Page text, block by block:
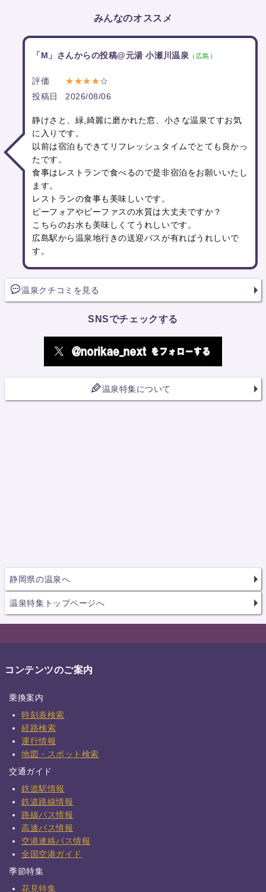
みんなのオススメ
「M」さんからの投稿@元湯 小瀬川温泉 （広島）
評価 ★★★★☆
投稿日
2026/08/06
静けさと、緑,綺麗に磨かれた窓、小さな温泉てすお気
に入りです。
以前は宿泊もできてリフレッシュタイムでとても良かっ
たです。
食事はレストランで食べるので是非宿泊をお願いいたし
ます。
レストランの食事も美味しいです。
ピーフォアやピーファスの水質は大丈夫ですか？
こちらのお水も美味しくてうれしいです。
広島駅から温泉地行きの送迎バスが有ればうれしいで
す。
温泉クチコミを見る
SNSでチェックする
温泉特集について
静岡県の温泉へ
温泉特集トップページへ
コンテンツのご案内
乗換案内
時刻表検索
経路検索
運行情報
地図・スポット検索
交通ガイド
鉄道駅情報
鉄道路線情報
路線バス情報
高速バス情報
空港連絡バス情報
全国空港ガイド
季節特集
花見特集